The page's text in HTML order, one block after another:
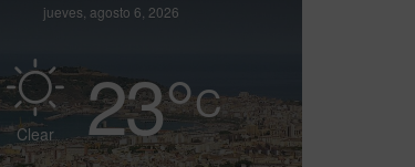
jueves, agosto 6, 2026
Clear 23°C